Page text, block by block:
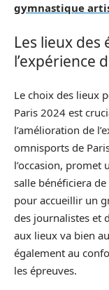
gymnastique
Les lieux
l’expérience
Le choix des lieux
Paris 2024 est
l’amélioration de
omnisports de
l’occasion, promet
salle bénéficiera
pour accueillir un
des journalistes et
aux lieux va bien
également au
les épreuves.